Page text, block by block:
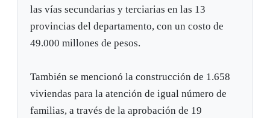
las vías secundarias y terciarias en las 13
provincias del departamento, con un costo de
49.000 millones de pesos.
También se mencionó la construcción de 1.658
viviendas para la atención de igual número de
familias, a través de la aprobación de 19